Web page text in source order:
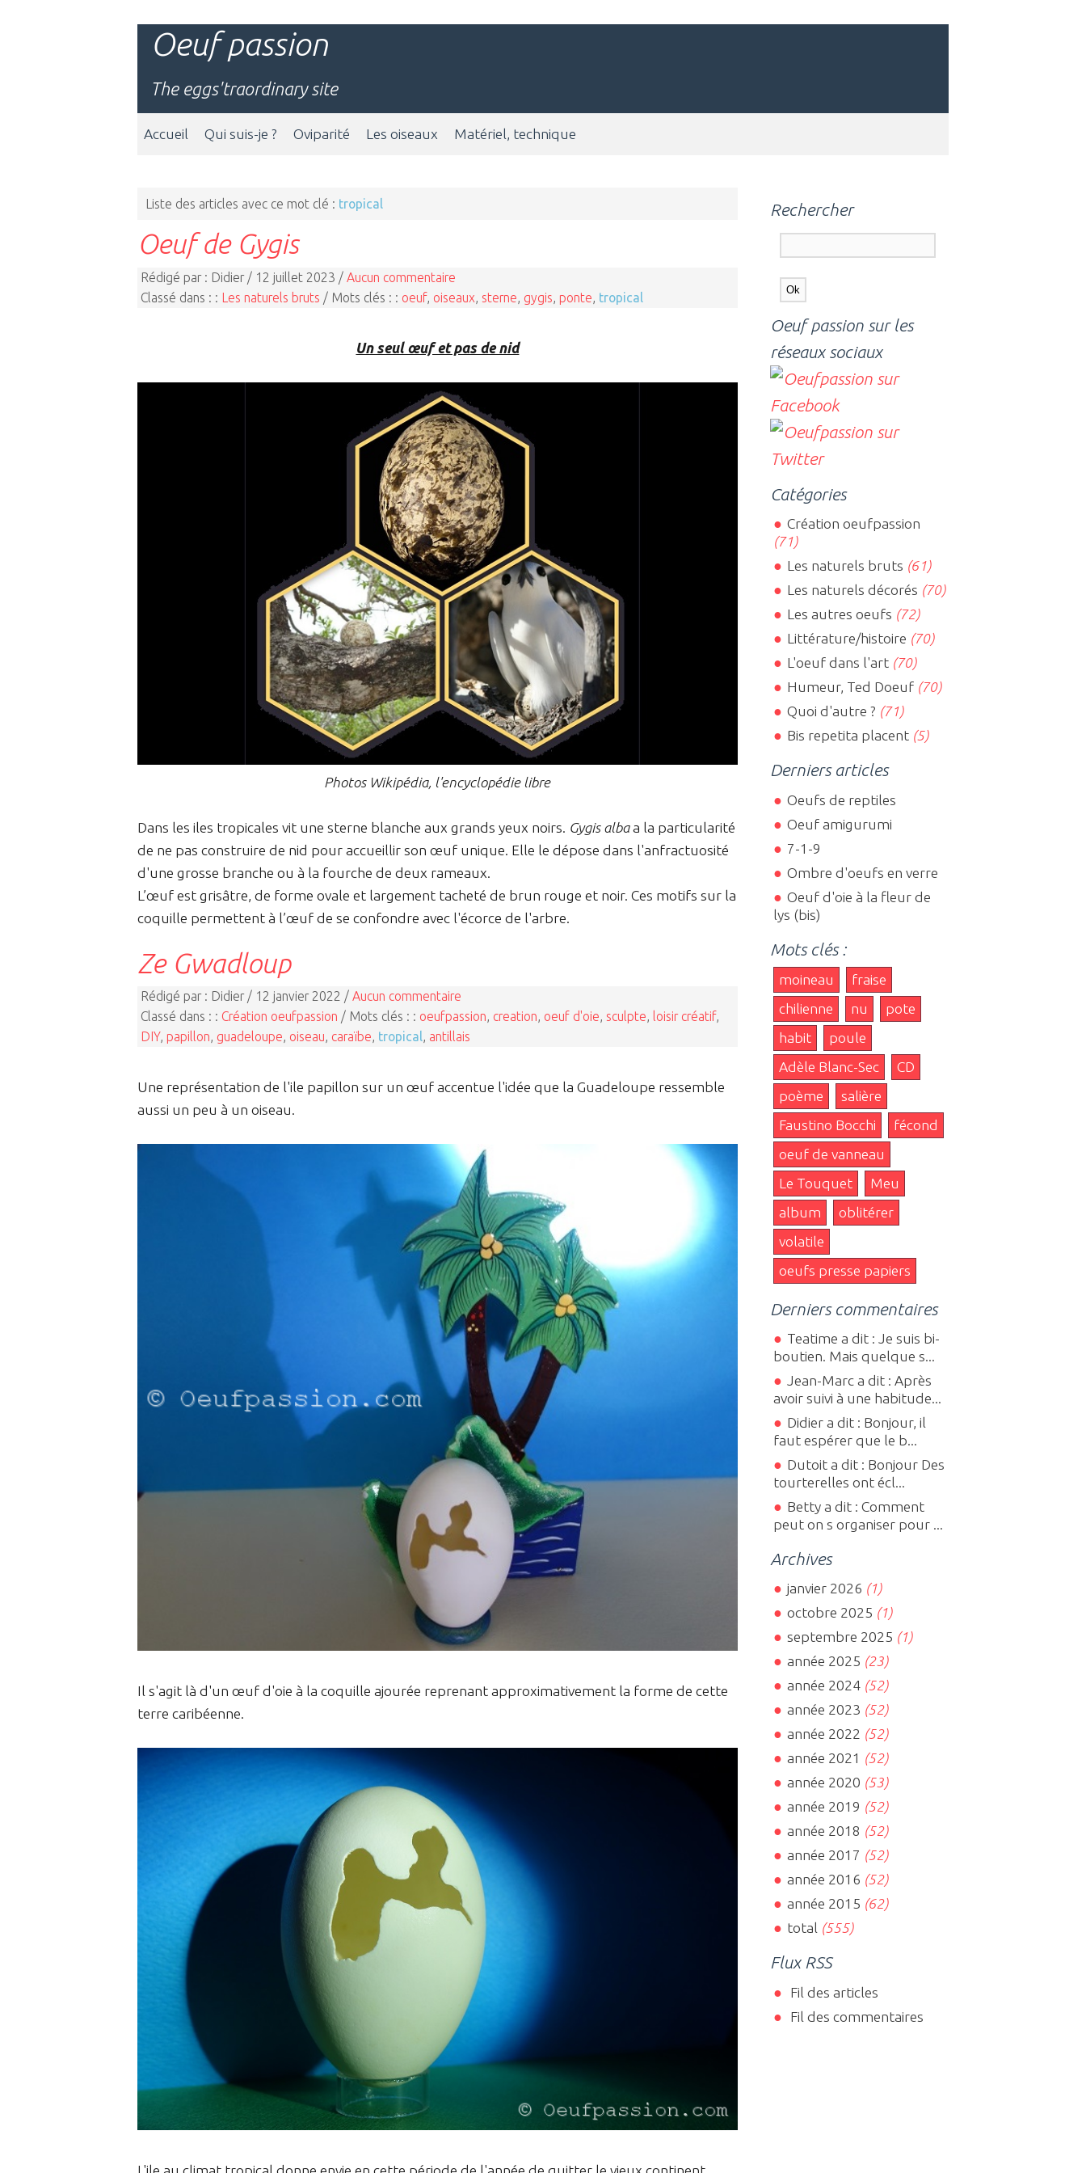
Oeuf passion
The eggs'traordinary site
Accueil Qui suis-je ? Oviparité Les oiseaux Matériel, technique
Liste des articles avec ce mot clé : tropical
Oeuf de Gygis
Rédigé par : Didier / 12 juillet 2023 / Aucun commentaire
Classé dans : : Les naturels bruts / Mots clés : : oeuf, oiseaux sterne gygis ponte tropical
Un seul œuf et pas de nid
Photos Wikipédia, l'encyclopédie libre
Dans les iles tropicales vit une sterne blanche aux grands yeux noirs. Gygis albaa la particularité
de ne pas construire de nid pour accueillir son œuf unique. Elle le dépose dans l'anfractuosité
d'une grosse branche ou à la fourche de deux rameaux.
L’œuf est grisâtre, de forme ovale et largement tacheté de brun rouge et noir. Ces motifs sur la
coquille permettent à l’œuf de se confondre avec l'écorce de l'arbre.
Ze Gwadloup
Rédigé par : Didier / 12 janvier 2022 / Aucun commentaire
Classé dans : : Création oeufpassion / Mots clés : : oeufpassion, creation, oeuf d'oie, sculpte, loisir créatif,
DIY, papillon, guadeloupe, oiseau, caraïbe, tropical, antillais
Une représentation de l'ile papillon sur un œuf accentue l'idée que la Guadeloupe ressemble
aussi un peu à un oiseau.
Il s'agit là d'un œuf d'oie à la coquille ajourée reprenant approximativement la forme de cette
terre caribéenne.
L'ile au climat tropical donne envie en cette période de l'année de quitter le vieux continent
Rechercher
Oeuf passion sur les
réseaux sociaux
Catégories
Création oeufpassion
(71)
Les naturels bruts (61)
Les naturels décorés (70)
Les autres oeufs (72)
Littérature/histoire (70)
L'oeuf dans l'art(70)
Humeur, Ted Doeuf(70)
Quoi d'autre ? (71)
Bis repetita placent(5)
Derniers articles
Oeufs de reptiles
Oeuf amigurumi
7-1-9
Ombre d'oeufs en verre
Oeuf d'oie à la fleur de
lys (bis)
Mots clés :
moineau
fraise
chilienne
nu
pote
habit
poule
Adèle Blanc-Sec
CD
poème
salière
Faustino Bocchi
fécond
oeuf de vanneau
Le Touquet
Meu
album
oblitérer
volatile
oeufs presse papiers
Derniers commentaires
Teatime a dit : Je suis bi-
boutien. Mais quelque s...
Jean-Marc a dit : Après
avoir suivi à une habitude...
Didier a dit : Bonjour, il
faut espérer que le b...
Dutoit a dit : Bonjour Des
tourterelles ont écl...
Betty a dit : Comment
peut on s organiser pour ...
Archives
janvier 2026 (1)
octobre 2025 (1)
septembre 2025 (1)
année 2025 (23)
année 2024(52)
année 2023 (52)
année 2022 (52)
année 2021 (52)
année 2020 (53)
année 2019 (52)
année 2018 (52)
année 2017 (52)
année 2016 (52)
année 2015 (62)
total (555)
Flux RSS
Fil des articles
Fil des commentaires